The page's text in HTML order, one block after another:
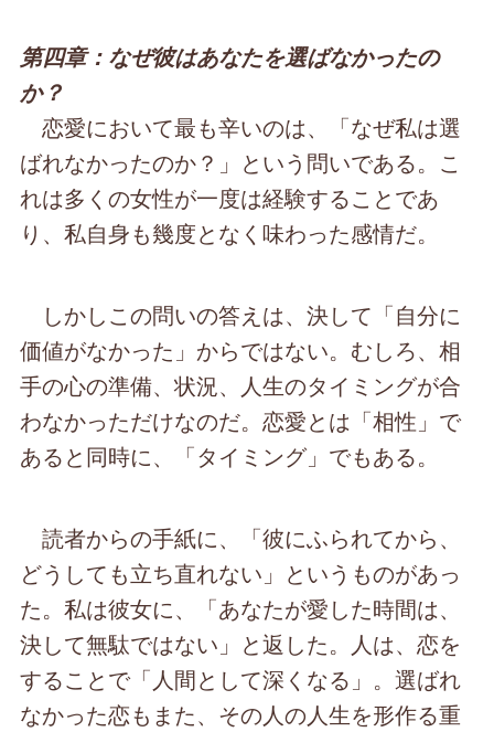
第四章：なぜ彼はあなたを選ばなかったの
か？
恋愛において最も辛いのは、「なぜ私は選
ばれなかったのか？」という問いである。こ
れは多くの女性が一度は経験することであ
り、私自身も幾度となく味わった感情だ。
しかしこの問いの答えは、決して「自分に
価値がなかった」からではない。むしろ、相
手の心の準備、状況、人生のタイミングが合
わなかっただけなのだ。恋愛とは「相性」で
あると同時に、「タイミング」でもある。
読者からの手紙に、「彼にふられてから、
どうしても立ち直れない」というものがあっ
た。私は彼女に、「あなたが愛した時間は、
決して無駄ではない」と返した。人は、恋を
することで「人間として深くなる」。選ばれ
なかった恋もまた、その人の人生を形作る重